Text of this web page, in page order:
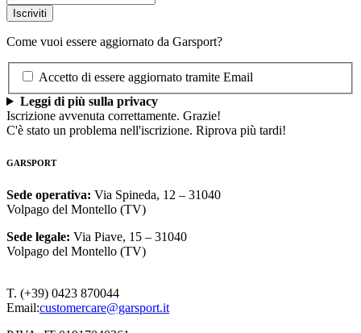
Come vuoi essere aggiornato da Garsport?
Accetto di essere aggiornato tramite Email
Leggi di più sulla privacy
Iscrizione avvenuta correttamente. Grazie!
C'è stato un problema nell'iscrizione. Riprova più tardi!
GARSPORT
Sede operativa: Via Spineda, 12 – 31040
Volpago del Montello (TV)
Sede legale: Via Piave, 15 – 31040
Volpago del Montello (TV)
T. (+39) 0423 870044
Email:customercare@garsport.it